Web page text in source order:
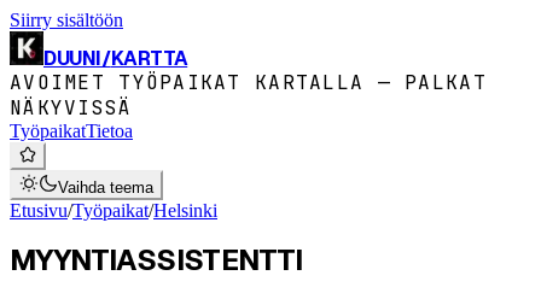
Siirry sisältöön
DUUNI/KARTTA
AVOIMET TYÖPAIKAT KARTALLA — PALKAT
NÄKYVISSÄ
TyöpaikatTietoa
Vaihda teema
Etusivu/Työpaikat/Helsinki
MYYNTIASSISTENTTI